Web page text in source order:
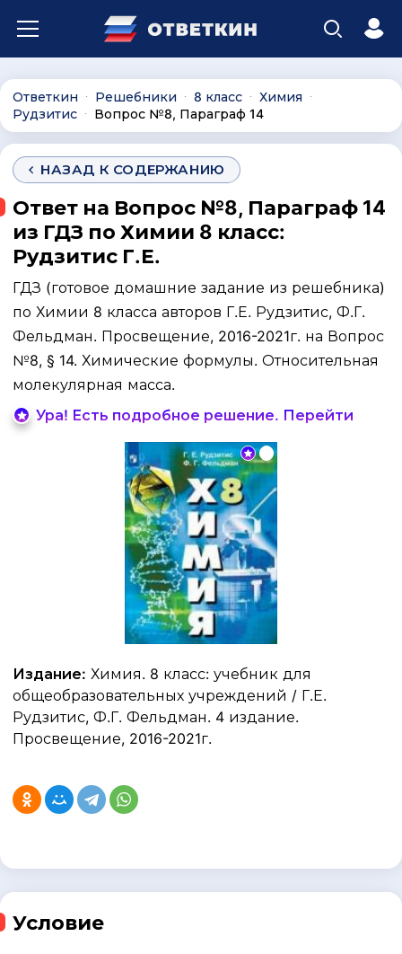
Ответкин ∙ Решебники ∙ 8 класс ∙ Химия ∙
Рудзитис ∙ Вопрос №8, Параграф 14
НАЗАД К СОДЕРЖАНИЮ
Ответ на Вопрос №8, Параграф 14
из ГДЗ по Химии 8 класс:
Рудзитис Г.Е.
ГДЗ (готовое домашние задание из решебника)
по Химии 8 класса авторов Г.Е. Рудзитис, Ф.Г.
Фельдман. Просвещение, 2016-2021г. на Вопрос
№8, § 14. Химические формулы. Относительная
молекулярная масса.
Ура! Есть подробное решение. Перейти
Издание: Химия. 8 класс: учебник для
общеобразовательных учреждений / Г.Е.
Рудзитис, Ф.Г. Фельдман. 4 издание.
Просвещение, 2016-2021г.
Условие